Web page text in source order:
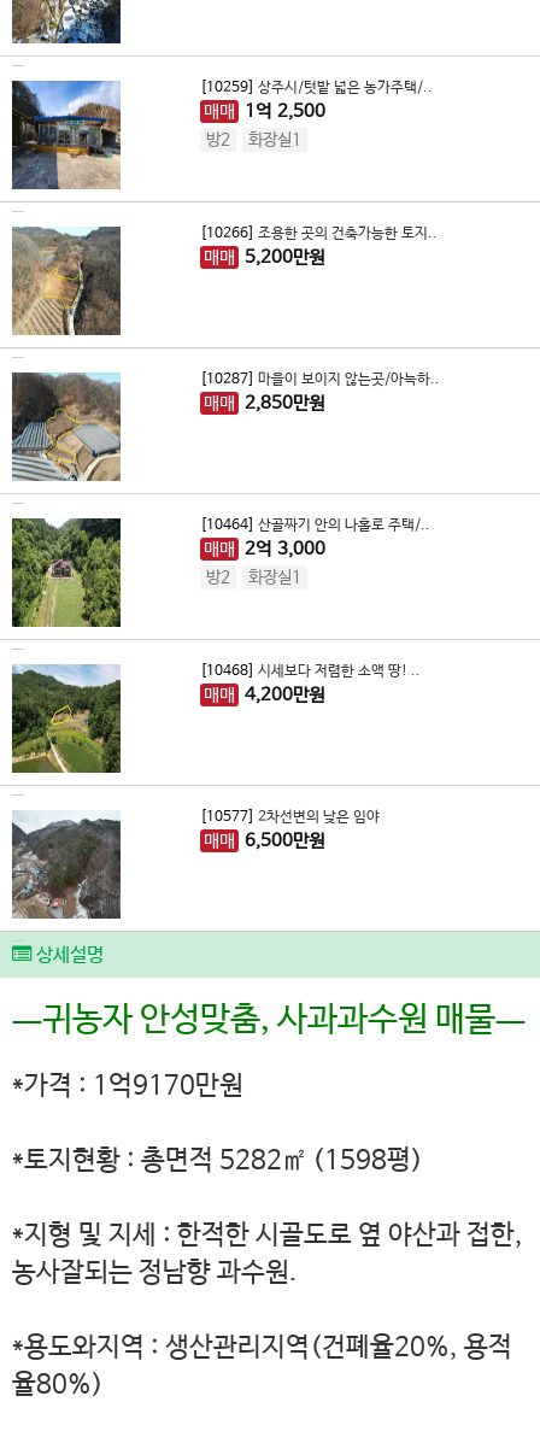
[10259] 상주시/텃밭 넓은 농가주택/..
매매 1 억 2,500
방2 화장실1
[10266] 조용한 곳의 건축가능한 토지..
매매 5,200만원
[10287] 마을이 보이지 않는곳/아늑하..
매매 2,850만원
[10464] 산골짜기 안의 나홀로 주택/..
매매 2억 3,000
방2 화장실1
[10468] 시세보다 저렴한 소액 땅! ..
매매 4,200만원
[10577] 2차선변의 낮은 임야
매매 6,500만원
상세설명
ㅡ귀농자 안성맞춤, 사과과수원 매물ㅡ
*가격 : 1억9170만원
*토지현황 : 총면적 5282㎡ (1598평)
*지형 및 지세 : 한적한 시골도로 옆 야산과 접한,
농사잘되는 정남향 과수원.
*용도와지역 : 생산관리지역(건폐율20%, 용적
율80%)